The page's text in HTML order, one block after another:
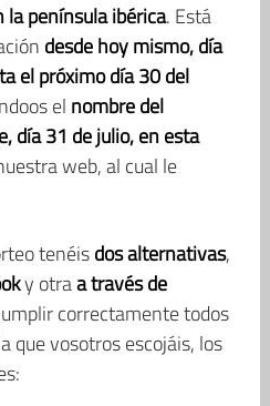
la península ibérica. Está
desde hoy mismo, día
el próximo día 30 del
el nombre del
día 31 de julio, en esta
web, al cual le
tenéisdos alternativas,
y otraa través de
correctamente todos
que vosotros escojáis, los